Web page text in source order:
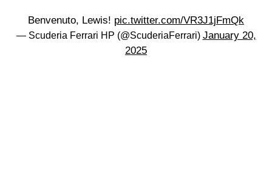
Benvenuto, Lewis! pic.twitter.com/VR3J1jFmQk
— Scuderia Ferrari HP (@ScuderiaFerrari) January 20,
2025